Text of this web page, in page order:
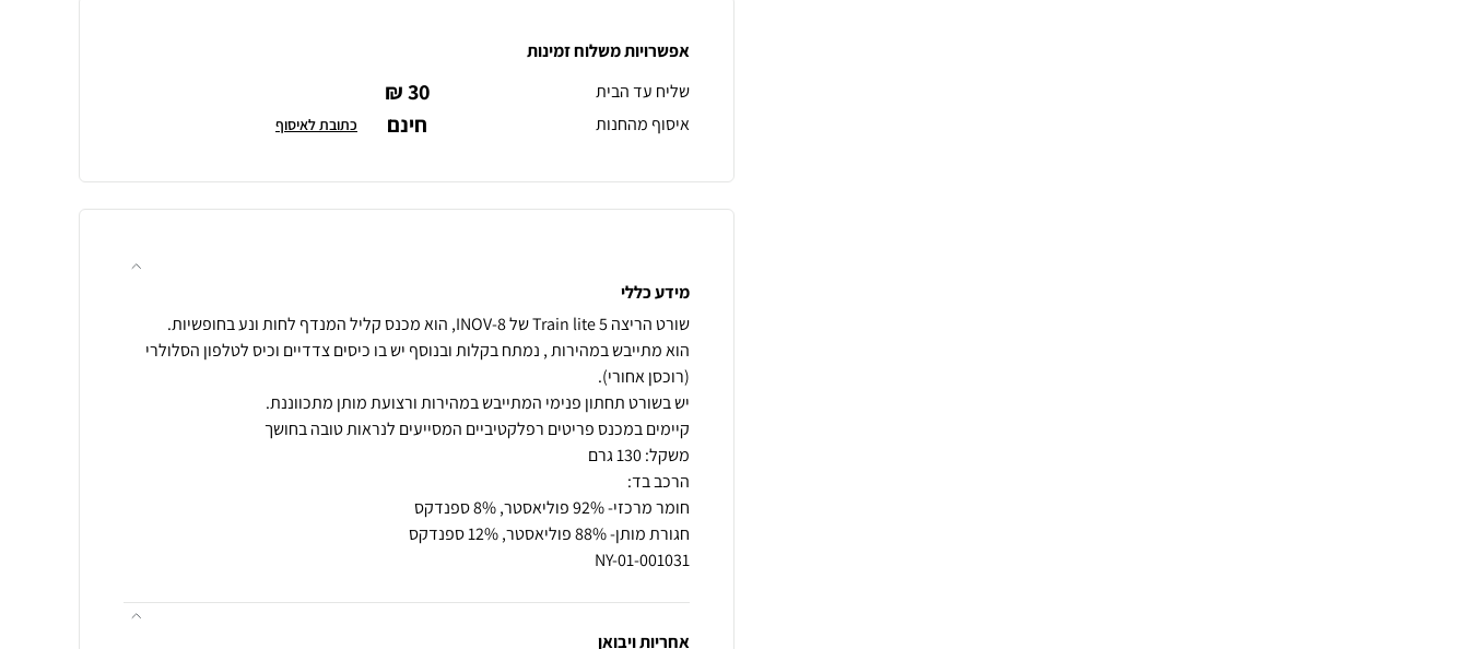
אפשרויות משלוח זמינות
שליח עד הבית
30 ₪
איסוף מהחנות חינם כתובת לאיסוף
מידע כללי
הוא מתייבש במהירות , נמתח בקלות ובנוסף יש בו כיסים צדדיים וכיס לטלפון הסלולרי
001031-NY-01
אחריות ויבואן